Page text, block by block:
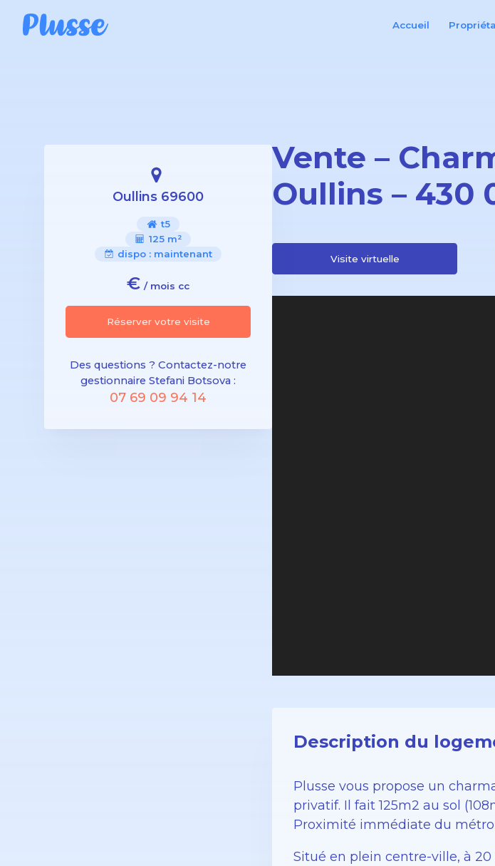
Accueil
Oullins 69600
t5
125 m²
dispo : maintenant
€ / mois cc
Réserver votre visite
Des questions ? Contactez-notre
gestionnaire Stefani Botsova :
07 69 09 94 14
Vente –
Oullins – 430
Visite virtuelle
Description du
Plusse vous propose un
privatif. Il fait 125m2 au sol
Proximité immédiate du métro
Situé en plein centre-ville, à